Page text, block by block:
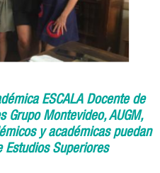
ESCALA Docente de
Grupo Montevideo, AUGM,
y académicas puedan
Estudios Superiores